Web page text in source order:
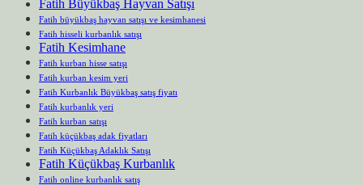
Fatih Büyükbaş Hayvan Satışı
Fatih büyükbaş hayvan satışı ve kesimhanesi
Fatih hisseli kurbanlık satışı
Fatih Kesimhane
Fatih kurban hisse satışı
Fatih kurban kesim yeri
Fatih Kurbanlık Büyükbaş satış fiyatı
Fatih kurbanlık yeri
Fatih kurban satışı
Fatih küçükbaş adak fiyatları
Fatih Küçükbaş Adaklık Satışı
Fatih Küçükbaş Kurbanlık
Fatih online kurbanlık satış